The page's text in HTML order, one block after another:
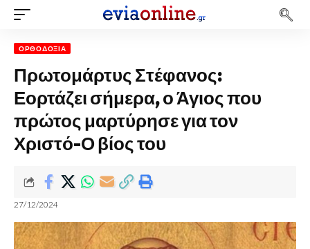
ΟΡΘΟΔΟΞΊΑ
Πρωτομάρτυς Στέφανος:
Εορτάζει σήμερα, ο Άγιος που
πρώτος μαρτύρησε για τον
Χριστό-Ο βίος του
27/12/2024